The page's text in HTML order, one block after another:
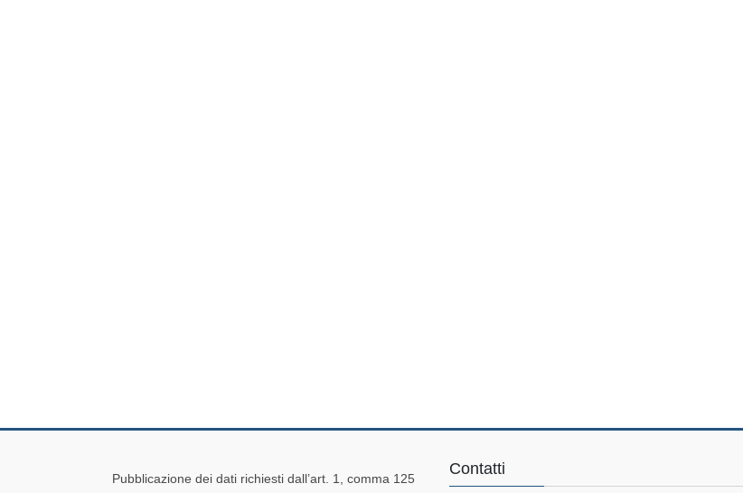
Pubblicazione dei dati richiesti dall’art. 1, comma 125
Contatti